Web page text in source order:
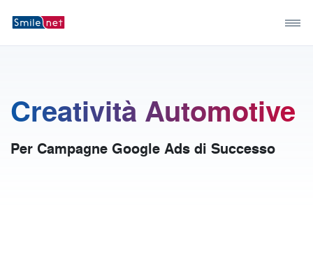
Creatività Automotive
Per Campagne Google Ads di Successo